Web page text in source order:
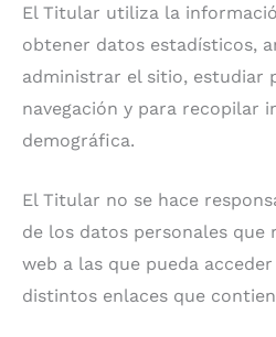
El Titular utiliza la
obtener datos estadísticos,
administrar el sitio, estudiar
navegación y para recopilar
demográfica.
El Titular no se hace
de los datos personales que
web a las que pueda
distintos enlaces que